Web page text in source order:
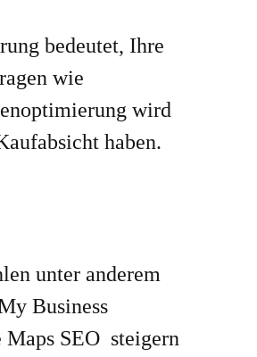
bedeutet, Ihre
wie
wird
haben.
unter anderem
Business
SEO steigern